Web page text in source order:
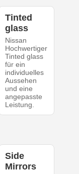
Tinted
glass
Nissan
Hochwertiger
Tinted glass
für ein
individuelles
Aussehen
und eine
angepasste
Leistung.
Side
Mirrors